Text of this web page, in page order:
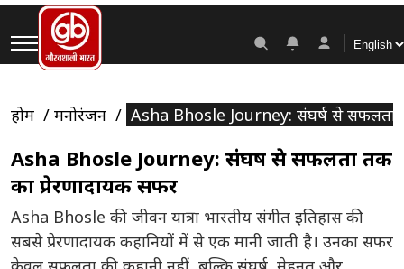
होम मनोरंजन Asha Bhosle Journey: संघर्ष से सफलता
Asha Bhosle Journey: संघर्ष से सफलता तक
का प्रेरणादायक सफर
Asha Bhosle की जीवन यात्रा भारतीय संगीत इतिहास की
सबसे प्रेरणादायक कहानियों में से एक मानी जाती है। उनका सफर